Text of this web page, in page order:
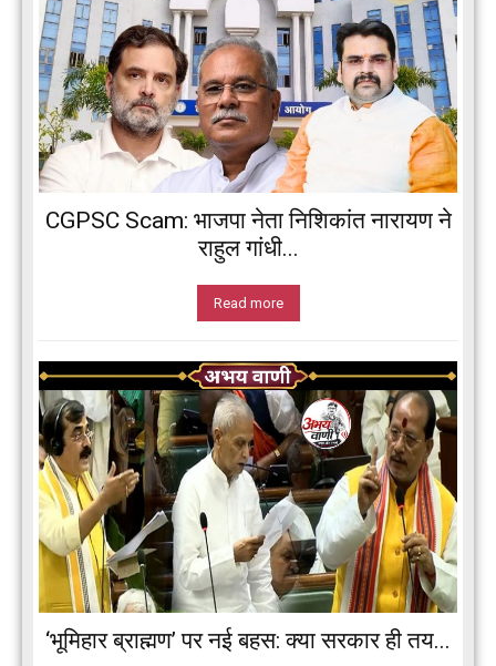
CGPSC Scam: भाजपा नेता निशिकांत नारायण ने
राहुल गांधी...
Read more
‘भूमिहार ब्राह्मण’ पर नई बहस: क्या सरकार ही तय...